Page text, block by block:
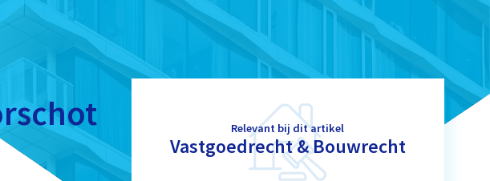
Relevant bij dit artikel
Vastgoedrecht & Bouwrecht